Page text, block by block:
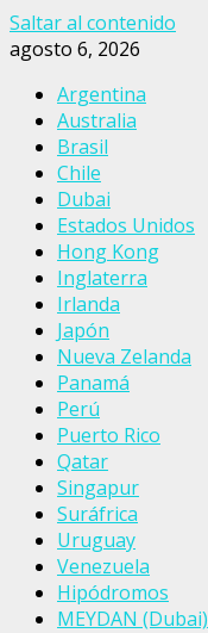
Saltar al contenido
agosto 6, 2026
Argentina
Australia
Brasil
Chile
Dubai
Estados Unidos
Hong Kong
Inglaterra
Irlanda
Japón
Nueva Zelanda
Panamá
Perú
Puerto Rico
Qatar
Singapur
Suráfrica
Uruguay
Venezuela
Hipódromos
MEYDAN (Dubai)